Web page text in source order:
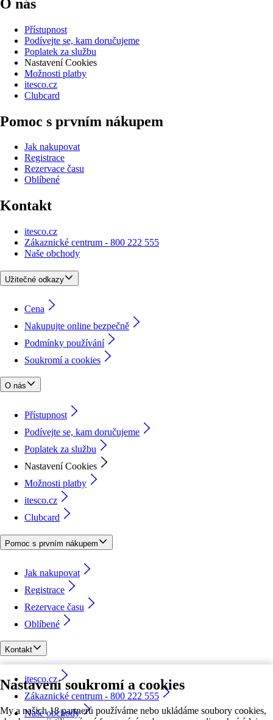
Nastavení soukromí a cookies
My a našich 18 partnerů používáme nebo ukládáme soubory cookies,
O nás
Přístupnost
Podívejte se, kam doručujeme
Poplatek za službu
Nastavení Cookies
Možnosti platby
itesco.cz
Clubcard
Pomoc s prvním nákupem
Jak nakupovat
Registrace
Rezervace času
Oblíbené
Kontakt
itesco.cz
Zákaznické centrum - 800 222 555
Naše obchody
Užitečné odkazy
Cena
Nakupujte online bezpečně
Podmínky používání
Soukromí a cookies
O nás
Přístupnost
Podívejte se, kam doručujeme
Poplatek za službu
Nastavení Cookies
Možnosti platby
itesco.cz
Clubcard
Pomoc s prvním nákupem
Jak nakupovat
Registrace
Rezervace času
Oblíbené
Kontakt
itesco.cz
Zákaznické centrum - 800 222 555
Naše obchody